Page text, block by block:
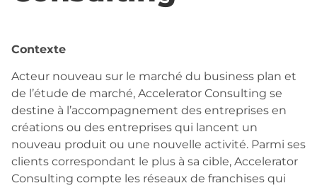
Contexte
Acteur nouveau sur le marché du business plan et
de l’étude de marché, Accelerator Consulting se
destine à l’accompagnement des entreprises en
créations ou des entreprises qui lancent un
nouveau produit ou une nouvelle activité. Parmi ses
clients correspondant le plus à sa cible, Accelerator
Consulting compte les réseaux de franchises qui